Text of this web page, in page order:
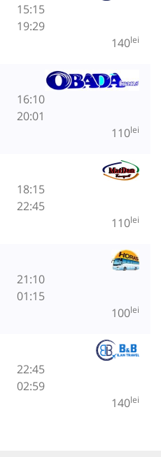
15:15
19:29
140lei
16:10
20:01
110lei
18:15
22:45
110lei
21:10
01:15
100lei
22:45
02:59
140lei